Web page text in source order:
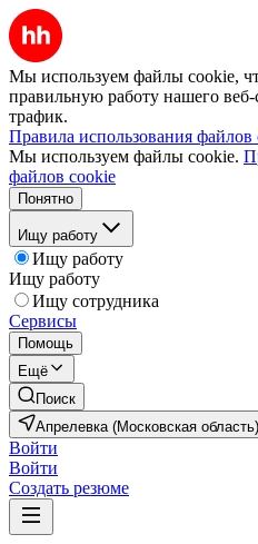
Мы используем файлы cookie,
правильную работу нашего веб-
трафик.
Правила использования файлов
Мы используем файлы cookie.
файлов cookie
Понятно
Ищу работу
Ищу работу
Ищу работу
Ищу сотрудника
Сервисы
Помощь
Ещё
Поиск
Апрелевка (Московская область)
Войти
Войти
Создать резюме